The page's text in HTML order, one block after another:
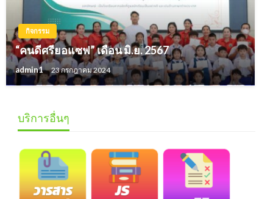
กิจกรรม
“คนดีศรียอแซฟ” เดือน มิ.ย. 2567
admin1 23 กรกฎาคม 2024
บริการอื่นๆ